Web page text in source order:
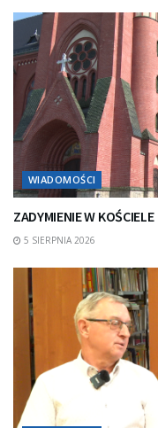
WIADOMOŚCI
ZADYMIENIE W KOŚCIELE
5 SIERPNIA 2026